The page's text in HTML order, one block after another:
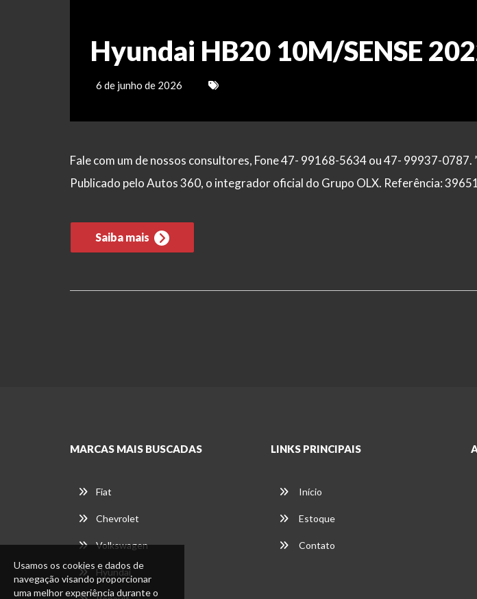
Usamos os cookies e dados de
navegação visando proporcionar
uma melhor experiência durante o
Hyundai HB20 10M/SENSE
6 de junho de 2026
Fale com um de nossos consultores, Fone 47- 99168-5634 ou 47- 99937-0787.
Publicado pelo Autos 360, o integrador oficial do Grupo OLX. Referência:
Saiba mais
MARCAS MAIS BUSCADAS
Fiat
Chevrolet
Volkswagen
Hyundai
LINKS PRINCIPAIS
Início
Estoque
Contato